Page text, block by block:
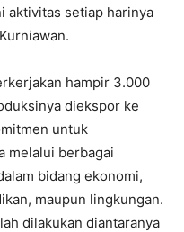
aktivitas setiap harinya
hampir 3.000
diekspor ke
untuk
melalui berbagai
bidang ekonomi,
maupun lingkungan.
dilakukan diantaranya